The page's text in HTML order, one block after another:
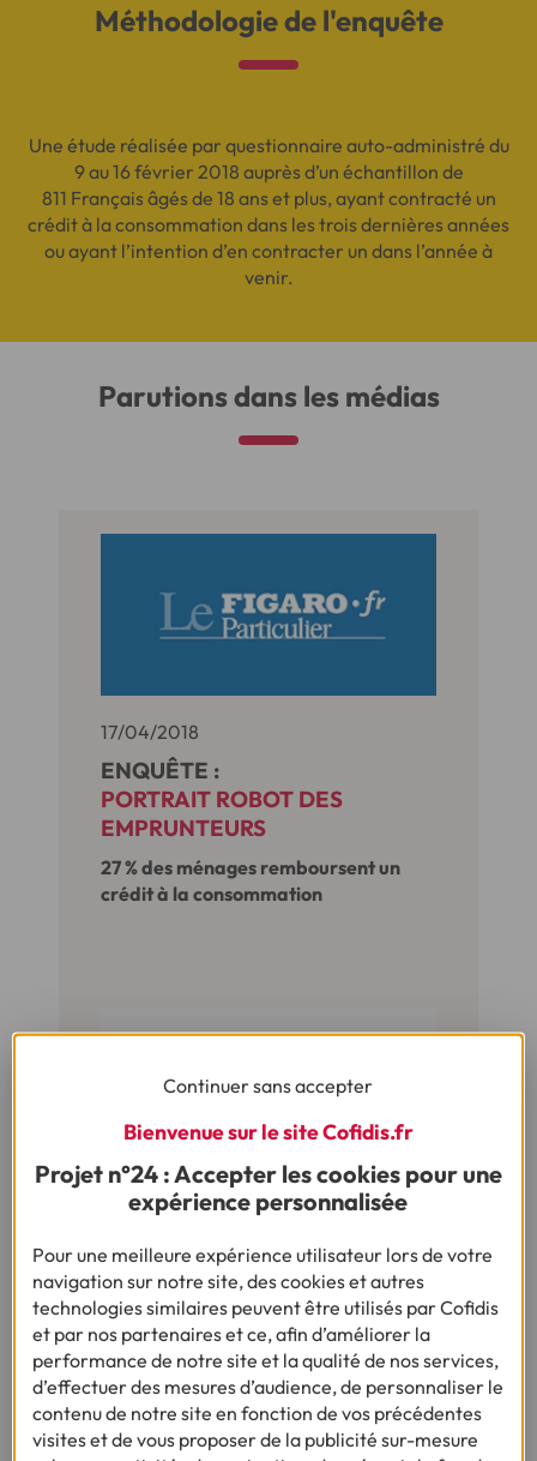
Méthodologie de l'enquête
Une étude réalisée par questionnaire auto-administré du
9 au 16 février 2018 auprès d’un échantillon de
811 Français âgés de 18 ans et plus, ayant contracté un
crédit à la consommation dans les trois dernières années
ou ayant l’intention d’en contracter un dans l’année à
venir.
Parutions dans les médias
17/04/2018
ENQUÊTE :
PORTRAIT ROBOT DES
EMPRUNTEURS
27 % des ménages remboursent un
crédit à la consommation
17/04/2018
ENQUÊTE :
PORTRAIT ROBOT DES
EMPRUNTEURS
Le « crédit conso » sert plus l'avenir
que l'imprévu
Continuer sans accepter
Bienvenue sur le site Cofidis.fr
Projet n°24 : Accepter les cookies pour une
expérience personnalisée
Pour une meilleure expérience utilisateur lors de votre
navigation sur notre site, des cookies et autres
technologies similaires peuvent être utilisés par Cofidis
et par nos partenaires et ce, afin d’améliorer la
performance de notre site et la qualité de nos services,
d’effectuer des mesures d’audience, de personnaliser le
contenu de notre site en fonction de vos précédentes
visites et de vous proposer de la publicité sur-mesure